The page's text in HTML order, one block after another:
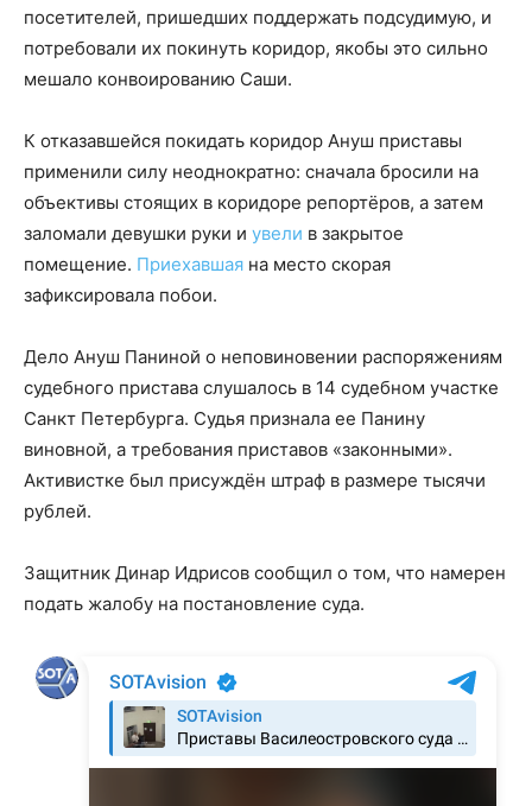
посетителей, пришедших поддержать подсудимую, и
потребовали их покинуть коридор, якобы это сильно
мешало конвоированию Саши.
К отказавшейся покидать коридор Ануш приставы
применили силу неоднократно: сначала бросили на
объективы стоящих в коридоре репортёров, а затем
заломали девушки руки и увели в закрытое
помещение. Приехавшая на место скорая
зафиксировала побои.
Дело Ануш Паниной о неповиновении распоряжениям
судебного пристава слушалось в 14 судебном участке
Санкт Петербурга. Судья признала ее Панину
виновной, а требования приставов «законными».
Активистке был присуждён штраф в размере тысячи
рублей.
Защитник Динар Идрисов сообщил о том, что намерен
подать жалобу на постановление суда.